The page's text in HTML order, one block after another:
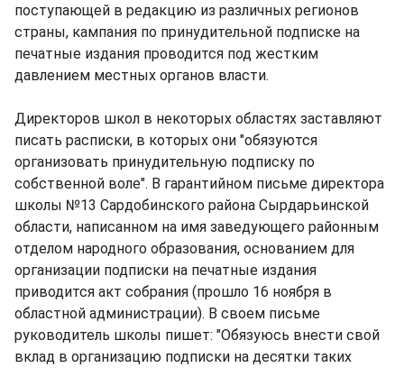
поступающей в редакцию из различных регионов
страны, кампания по принудительной подписке на
печатные издания проводится под жестким
давлением местных органов власти.
Директоров школ в некоторых областях заставляют
писать расписки, в которых они "обязуются
организовать принудительную подписку по
собственной воле". В гарантийном письме директора
школы №13 Сардобинского района Сырдарьинской
области, написанном на имя заведующего районным
отделом народного образования, основанием для
организации подписки на печатные издания
приводится акт собрания (прошло 16 ноября в
областной администрации). В своем письме
руководитель школы пишет: "Обязуюсь внести свой
вклад в организацию подписки на десятки таких